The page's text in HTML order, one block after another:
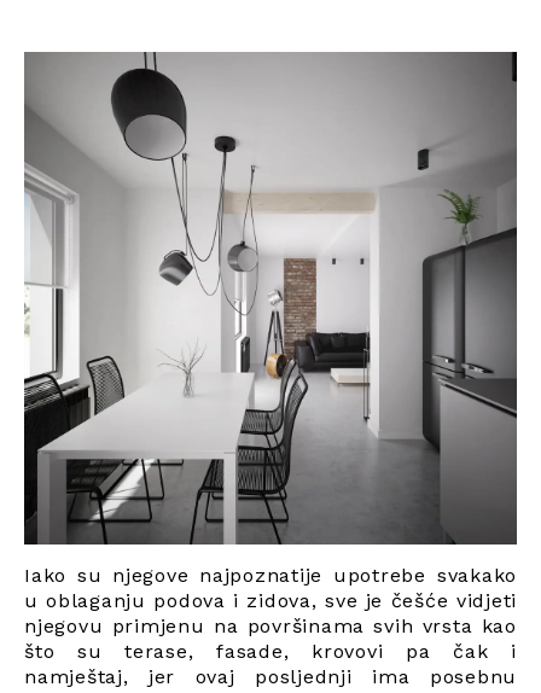
Iako su njegove najpoznatije upotrebe svakako
u oblaganju podova i zidova, sve je češće vidjeti
njegovu primjenu na površinama svih vrsta kao
što su terase, fasade, krovovi pa čak i
namještaj, jer ovaj posljednji ima posebnu